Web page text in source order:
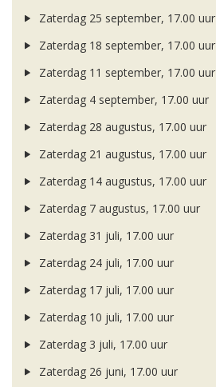
Zaterdag 25 september, 17.00 uur
Zaterdag 18 september, 17.00 uur
Zaterdag 11 september, 17.00 uur
Zaterdag 4 september, 17.00 uur
Zaterdag 28 augustus, 17.00 uur
Zaterdag 21 augustus, 17.00 uur
Zaterdag 14 augustus, 17.00 uur
Zaterdag 7 augustus, 17.00 uur
Zaterdag 31 juli, 17.00 uur
Zaterdag 24 juli, 17.00 uur
Zaterdag 17 juli, 17.00 uur
Zaterdag 10 juli, 17.00 uur
Zaterdag 3 juli, 17.00 uur
Zaterdag 26 juni, 17.00 uur